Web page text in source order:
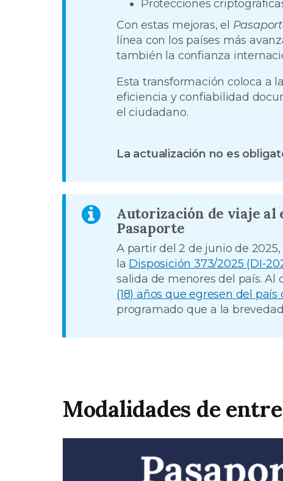
Protecciones
Con estas mejoras, el
línea con los países más
también la confianza
Esta transformación coloca a
eficiencia y confiabilidad
el ciudadano.
La actualización no es
Autorización de viaje al
Pasaporte
A partir del 2 de junio de
la Disposición 373/2025 (DI-
salida de menores del país.
(18) años que egresen del país
programado que a la
Modalidades de